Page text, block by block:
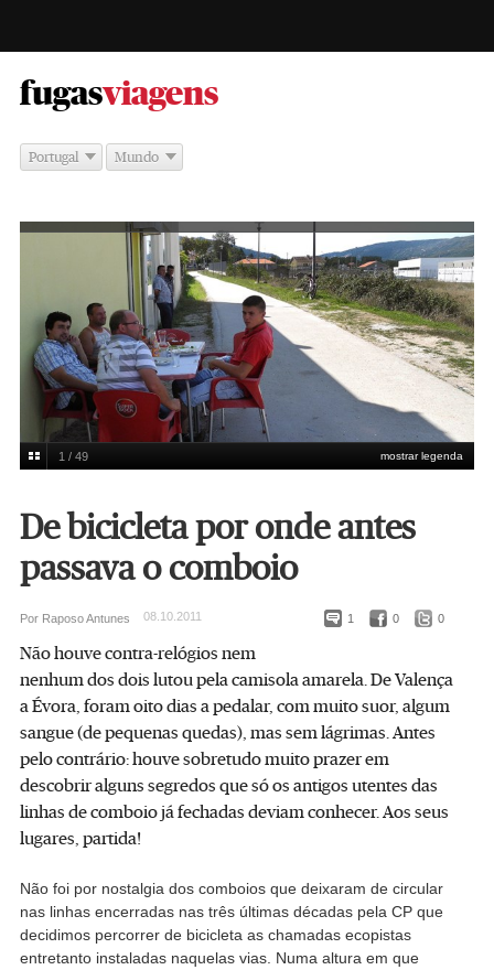
fugas -
viagens
Portugal Mundo
Linha do Corgo
mostrar legenda
1 / 49
De bicicleta por onde antes
passava o comboio
1 0 0
Por Raposo Antunes 08.10.2011
Não houve contra-relógios nem
nenhum dos dois lutou pela camisola amarela. De Valença
a Évora, foram oito dias a pedalar, com muito suor, algum
sangue (de pequenas quedas), mas sem lágrimas. Antes
pelo contrário: houve sobretudo muito prazer em
descobrir alguns segredos que só os antigos utentes das
linhas de comboio já fechadas deviam conhecer. Aos seus
lugares, partida!
Não foi por nostalgia dos comboios que deixaram de circular
nas linhas encerradas nas três últimas décadas pela CP que
decidimos percorrer de bicicleta as chamadas ecopistas
entretanto instaladas naquelas vias. Numa altura em que